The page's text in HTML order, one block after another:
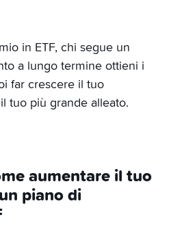
in ETF, chi segue un
a lungo termine ottieni i
far crescere il tuo
tuo più grande alleato.
aumentare il tuo
piano di